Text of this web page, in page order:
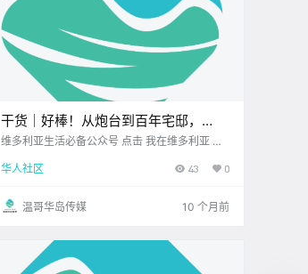
干货｜好棒！从炮台到百年宅邸，
Esquimalt的历史原来这么精彩！
维多利亚生活必备公众号 点击 我在维多利亚 关
alt是加拿大 西海岸海军的驻地 距离维多利亚市
有.
华人社区 43 0
温哥华岛传媒 10 个月前